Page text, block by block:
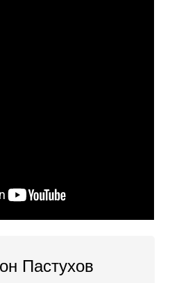
Пастухов